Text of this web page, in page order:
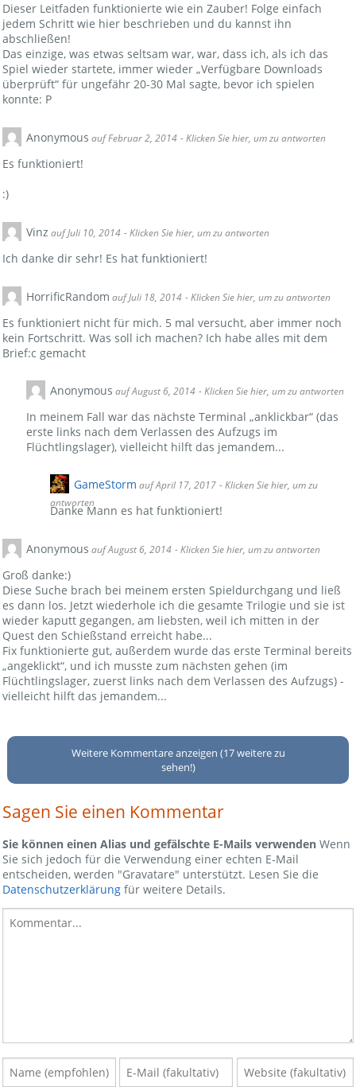
Dieser Leitfaden funktionierte wie ein Zauber! Folge einfach
jedem Schritt wie hier beschrieben und du kannst ihn
abschließen!
Das einzige, was etwas seltsam war, war, dass ich, als ich das
Spiel wieder startete, immer wieder „Verfügbare Downloads
überprüft“ für ungefähr 20-30 Mal sagte, bevor ich spielen
konnte: P
Anonymous auf Februar 2, 2014 - Klicken Sie hier, um zu antworten
Es funktioniert!
:)
Vinz auf Juli 10, 2014 - Klicken Sie hier, um zu antworten
Ich danke dir sehr! Es hat funktioniert!
HorrificRandom auf Juli 18, 2014 - Klicken Sie hier, um zu antworten
Es funktioniert nicht für mich. 5 mal versucht, aber immer noch
kein Fortschritt. Was soll ich machen? Ich habe alles mit dem
Brief:c gemacht
Anonymous auf August 6, 2014 - Klicken Sie hier, um zu antworten
In meinem Fall war das nächste Terminal „anklickbar“ (das
erste links nach dem Verlassen des Aufzugs im
Flüchtlingslager), vielleicht hilft das jemandem...
GameStorm auf April 17, 2017 - Klicken Sie hier, um zu
antworten
Danke Mann es hat funktioniert!
Anonymous auf August 6, 2014 - Klicken Sie hier, um zu antworten
Groß danke:)
Diese Suche brach bei meinem ersten Spieldurchgang und ließ
es dann los. Jetzt wiederhole ich die gesamte Trilogie und sie ist
wieder kaputt gegangen, am liebsten, weil ich mitten in der
Quest den Schießstand erreicht habe...
Fix funktionierte gut, außerdem wurde das erste Terminal bereits
„angeklickt“, und ich musste zum nächsten gehen (im
Flüchtlingslager, zuerst links nach dem Verlassen des Aufzugs) -
vielleicht hilft das jemandem...
Weitere Kommentare anzeigen (17 weitere zu
sehen!)
Sagen Sie einen Kommentar
Sie können einen Alias und gefälschte E-Mails verwenden Wenn
Sie sich jedoch für die Verwendung einer echten E-Mail
entscheiden, werden "Gravatare" unterstützt. Lesen Sie die
Datenschutzerklärung für weitere Details.